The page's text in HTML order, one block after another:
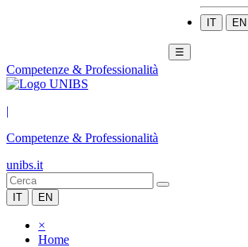
IT EN
☰
Competenze & Professionalità
|
Competenze & Professionalità
unibs.it
IT EN
×
Home